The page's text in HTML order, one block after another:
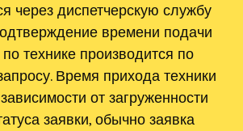
через диспетчерскую службу
времени подачи
технике производится по
Время прихода техники
от загруженности
заявки, обычно заявка